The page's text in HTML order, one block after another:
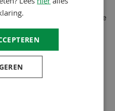
afvoeren volgens lokale
geschikte
in recreatie- of
het technisch merkblad.